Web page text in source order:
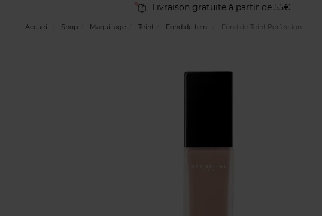
Livraison gratuite à partir de 55€
Accueil Shop Maquillage Teint Fond de teint Fond de Teint Perfection